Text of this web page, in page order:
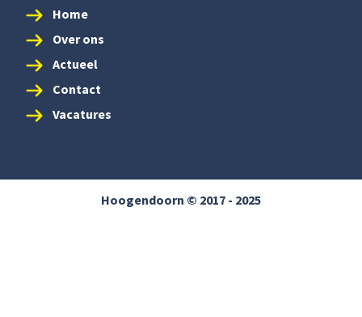
Home
Over ons
Actueel
Contact
Vacatures
Hoogendoorn © 2017 - 2025